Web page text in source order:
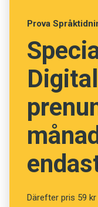
Prenumerera
Läs
Press
Prova
Digital
Därefter pris 59 kr